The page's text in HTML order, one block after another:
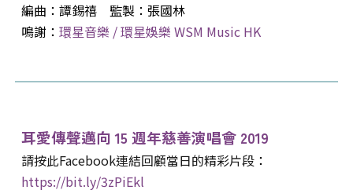
編曲：譚錫禧 監製：張國林
鳴謝 ：環星音樂 / 環星娛樂 WSM Music HK
耳愛傳聲邁向 15 週年慈善演唱會 2019
請按此Facebook連結回顧當日的精彩片段 ：
https://bit.ly/3zPiEkl